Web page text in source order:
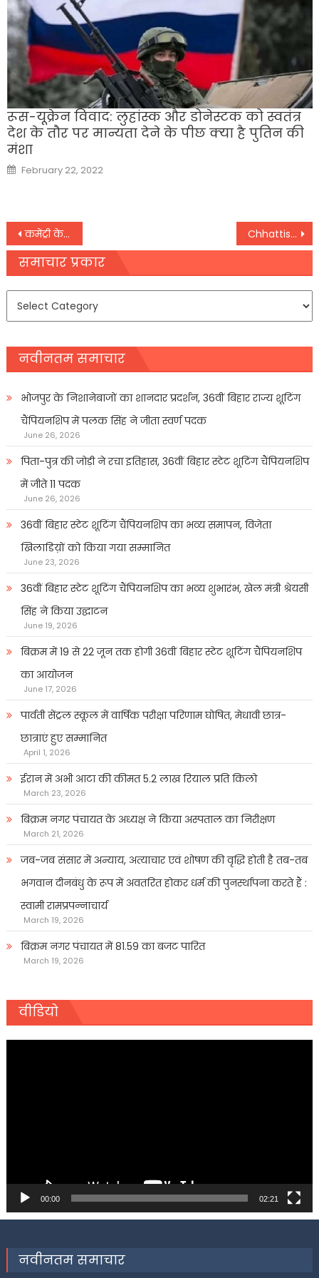
रूस-यूक्रेन विवाद: लुहांस्क और डोनेस्टक को स्वतंत्र
देश के तौर पर मान्यता देने के पीछ क्‍या है पुतिन की
मंशा
Posted
on
February 22, 2022
Post
navigation
कमेंट्री के दौरान ऑस्ट्रेलियाई पूर्व कप्तान रिकी पोंटिंग की बिगड़ी तबीयत, भर्ती Chhattisgarh में खदान धंसने से कई ग्रामीण फंसे, 7 की हुई मौत, रेस्क्यू आपरेशन जारी
समाचार प्रकार
समाचार
नवीनतम समाचार
भोजपुर के निशानेबाजों का शानदार प्रदर्शन, 36वीं बिहार राज्य शूटिंग
चैंपियनशिप में पलक सिंह ने जीता स्वर्ण पदक
June 26, 2026
पिता-पुत्र की जोड़ी ने रचा इतिहास, 36वीं बिहार स्टेट शूटिंग चैंपियनशिप
में जीते 11 पदक
June 26, 2026
36वीं बिहार स्टेट शूटिंग चैंपियनशिप का भव्य समापन, विजेता
खिलाडिय़ों को किया गया सम्मानित
June 23, 2026
36वीं बिहार स्टेट शूटिंग चैंपियनशिप का भव्य शुभारंभ, खेल मंत्री श्रेयसी
सिंह ने किया उद्घाटन
June 19, 2026
बिक्रम में 19 से 22 जून तक होगी 36वीं बिहार स्टेट शूटिंग चैंपियनशिप
का आयोजन
June 17, 2026
पार्वती सेंट्रल स्कूल में वार्षिक परीक्षा परिणाम घोषित, मेधावी छात्र-
छात्राएं हुए सम्मानित
April 1, 2026
ईरान में अभी आटा की कीमत 5.2 लाख रियाल प्रति किलो
March 23, 2026
बिक्रम नगर पंचायत के अध्यक्ष ने किया अस्पताल का निरीक्षण
March 21, 2026
जब-जब संसार में अन्याय, अत्याचार एवं शोषण की वृद्धि होती है तब-तब
भगवान दीनबंधु के रूप में अवतरित होकर धर्म की पुनर्स्थापना करते हैं :
स्वामी रामप्रपन्नाचार्य
March 19, 2026
बिक्रम नगर पंचायत में 81.59 का बजट पारित
March 19, 2026
वीडियो
00:00 02:21
नवीनतम समाचार